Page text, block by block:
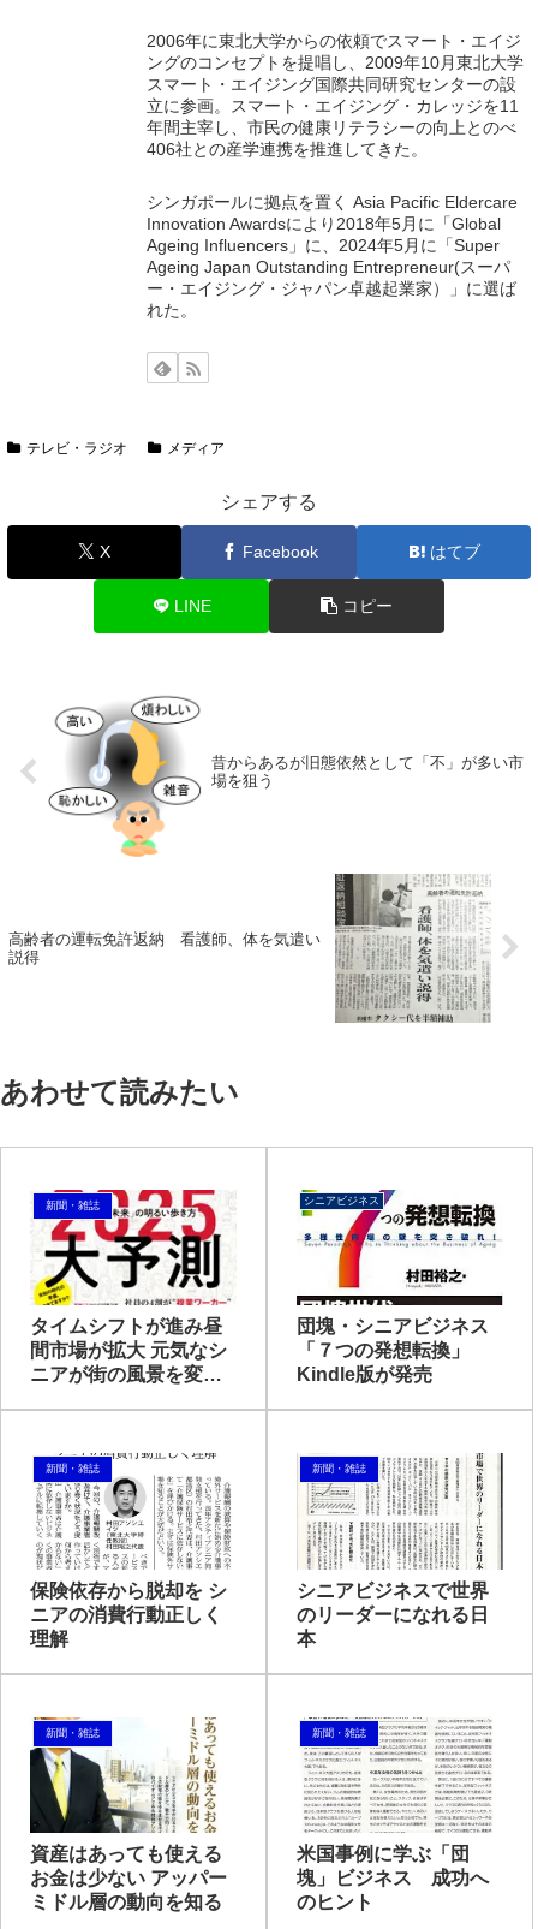
2006年に東北大学からの依頼でスマート・エイジ
ングのコンセプトを提唱し、2009年10月東北大学
スマート・エイジング国際共同研究センターの設
立に参画。スマート・エイジング・カレッジを11
年間主宰し、市民の健康リテラシーの向上とのべ
406社との産学連携を推進してきた。
シンガポールに拠点を置く Asia Pacific Eldercare
Innovation Awardsにより2018年5月に「Global
Ageing Influencers」に、2024年5月に「Super
Ageing Japan Outstanding Entrepreneur(スーパ
ー・エイジング・ジャパン卓越起業家）」に選ば
れた。
テレビ・ラジオ メディア
シェアする
X Facebook はてブ
LINE コピー
昔からあるが旧態依然として「不」が多い市
場を狙う
高齢者の運転免許返納 看護師、体を気遣い
説得
あわせて読みたい
新聞・雑誌
タイムシフトが進み昼
間市場が拡大 元気なシ
ニアが街の風景を変え
シニアビジネス
団塊・シニアビジネス
「７つの発想転換」
Kindle版が発売
新聞・雑誌
保険依存から脱却を シ
ニアの消費行動正しく
理解
新聞・雑誌
シニアビジネスで世界
のリーダーになれる日
本
新聞・雑誌
資産はあっても使える
お金は少ない アッパー
ミドル層の動向を知る
新聞・雑誌
米国事例に学ぶ「団
塊」ビジネス 成功へ
のヒント